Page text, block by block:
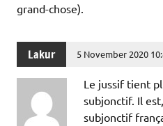
grand-chose).
Lakur 5 November 2020
Le jussif tient
subjonctif. Il
subjonctif